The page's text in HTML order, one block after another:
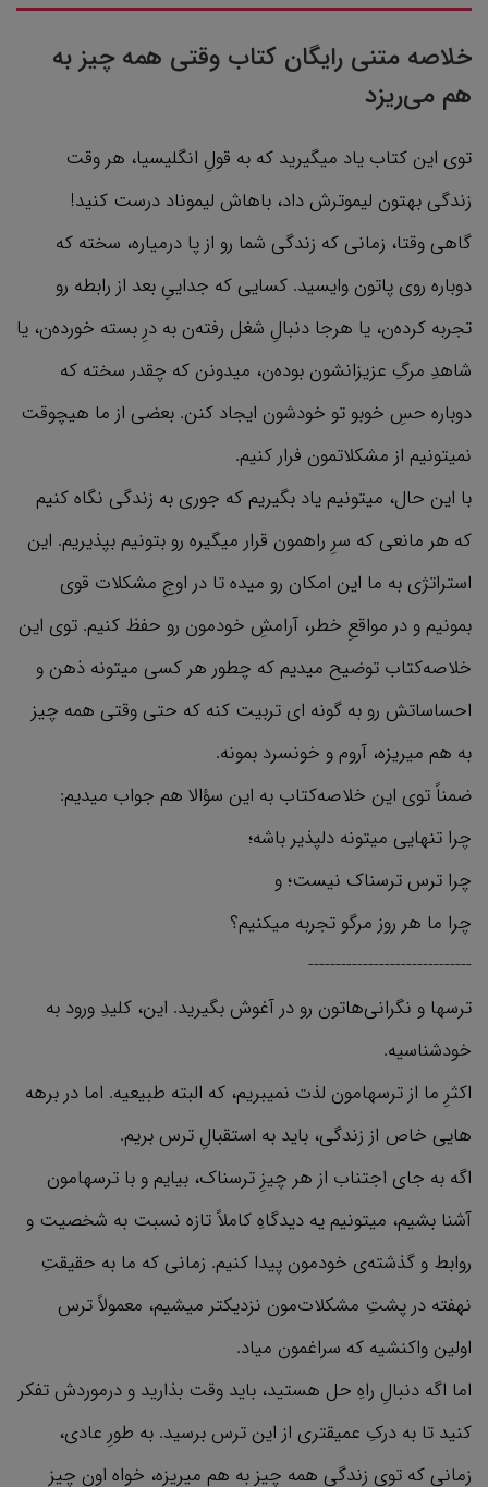
خلاصه متنی رایگان کتاب وقتی همه چیز به
هم می‌ریزد
توی این کتاب یاد میگیرید که به قولِ انگلیسیا، هر وقت
زندگی بهتون لیموترش داد، باهاش لیموناد درست کنید!
گاهی وقتا، زمانی که زندگی شما رو از پا درمیاره، سخته که
دوباره روی پاتون وایسید. کسایی که جداییِ بعد از رابطه رو
تجربه کرده‌ن، یا هرجا دنبالِ شغل رفته‌ن به درِ بسته خورده‌ن، یا
شاهدِ مرگِ عزیزانشون بوده‌ن، میدونن که چقدر سخته که
دوباره حسِ خوبو تو خودشون ایجاد کنن. بعضی از ما هیچوقت
نمیتونیم از مشکلاتمون فرار کنیم.
با این حال، میتونیم یاد بگیریم که جوری به زندگی نگاه کنیم
که هر مانعی که سرِ راهمون قرار میگیره رو بتونیم بپذیریم. این
استراتژی به ما این امکان رو میده تا در اوجِ مشکلات قوی
بمونیم و در مواقعِ خطر، آرامشِ خودمون رو حفظ کنیم. توی این
خلاصه‌کتاب توضیح میدیم که چطور هر کسی میتونه ذهن و
احساساتش رو به گونه ای تربیت کنه که حتی وقتی همه چیز
به هم میریزه، آروم و خونسرد بمونه.
ضمناً توی این خلاصه‌کتاب به این سؤالا هم جواب میدیم:
چرا تنهایی میتونه دلپذیر باشه؛
چرا ترس ترسناک نیست؛ و
چرا ما هر روز مرگو تجربه میکنیم؟
------------------------------
ترسها و نگرانی‌هاتون رو در آغوش بگیرید. این، کلیدِ ورود به
خودشناسیه.
اکثرِ ما از ترسهامون لذت نمیبریم، که البته طبیعیه. اما در برهه
هایی خاص از زندگی، باید به استقبالِ ترس بریم.
اگه به جای اجتناب از هر چیزِ ترسناک، بیایم و با ترسهامون
آشنا بشیم، میتونیم یه دیدگاهِ کاملاً تازه نسبت به شخصیت و
روابط و گذشته‌ی خودمون پیدا کنیم. زمانی که ما به حقیقتِ
نهفته در پشتِ مشکلات‌مون نزدیکتر میشیم، معمولاً ترس
اولین واکنشیه که سراغمون میاد.
اما اگه دنبالِ راهِ حل هستید، باید وقت بذارید و درموردش تفکر
کنید تا به درکِ عمیقتری از این ترس برسید. به طورِ عادی،
زمانی که توی زندگی همه چیز به هم میریزه، خواه اون چیز